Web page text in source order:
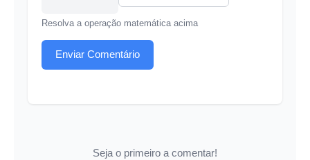
Resolva a operação matemática acima
Enviar Comentário
Seja o primeiro a comentar!